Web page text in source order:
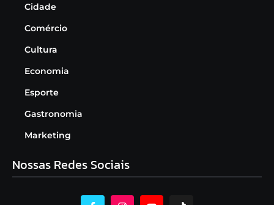
Cidade
Comércio
Cultura
Economia
Esporte
Gastronomia
Marketing
Nossas Redes Sociais